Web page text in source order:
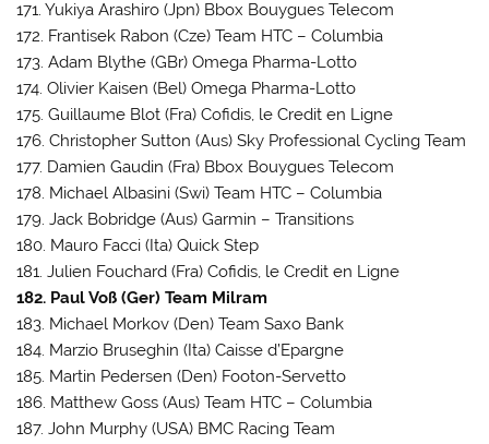
171. Yukiya Arashiro (Jpn) Bbox Bouygues Telecom
172. Frantisek Rabon (Cze) Team HTC – Columbia
173. Adam Blythe (GBr) Omega Pharma-Lotto
174. Olivier Kaisen (Bel) Omega Pharma-Lotto
175. Guillaume Blot (Fra) Cofidis, le Credit en Ligne
176. Christopher Sutton (Aus) Sky Professional Cycling Team
177. Damien Gaudin (Fra) Bbox Bouygues Telecom
178. Michael Albasini (Swi) Team HTC – Columbia
179. Jack Bobridge (Aus) Garmin – Transitions
180. Mauro Facci (Ita) Quick Step
181. Julien Fouchard (Fra) Cofidis, le Credit en Ligne
182. Paul Voß (Ger) Team Milram
183. Michael Morkov (Den) Team Saxo Bank
184. Marzio Bruseghin (Ita) Caisse d’Epargne
185. Martin Pedersen (Den) Footon-Servetto
186. Matthew Goss (Aus) Team HTC – Columbia
187. John Murphy (USA) BMC Racing Team